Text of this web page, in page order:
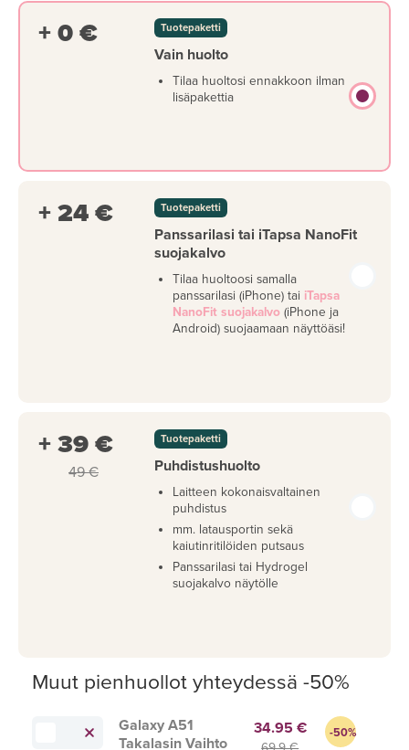
+ 0 € Tuotepaketti
Vain huolto
Tilaa huoltosi ennakkoon ilman
lisäpakettia
+ 24 € Tuotepaketti
Panssarilasi tai iTapsa NanoFit
suojakalvo
Tilaa huoltoosi samalla
panssarilasi (iPhone) tai iTapsa
NanoFit suojakalvo (iPhone ja
Android) suojaamaan näyttöäsi!
+ 39 €
49 €
Tuotepaketti
Puhdistushuolto
Laitteen kokonaisvaltainen
puhdistus
mm. latausportin sekä
kaiutinritilöiden putsaus
Panssarilasi tai Hydrogel
suojakalvo näytölle
Muut pienhuollot yhteydessä -50%
Galaxy A51
Takalasin Vaihto
34.95 € -50%